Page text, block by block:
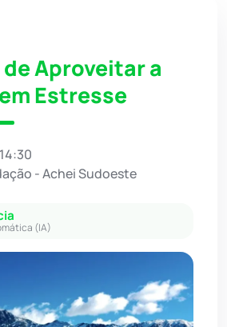
Aproveitar a
Estresse
- Achei Sudoeste
(IA)